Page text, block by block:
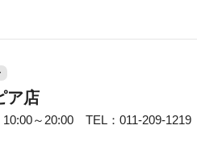
ア店
10:00～20:00 TEL：011-209-1219